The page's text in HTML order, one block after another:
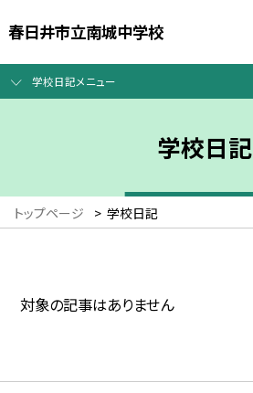
春日井市立南城中学校
学校日記メニュー
学校日記
トップページ > 学校日記
対象の記事はありません